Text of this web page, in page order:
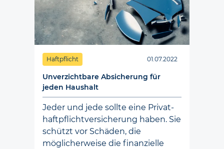
Loading...
Haftpflicht 01.07.2022
Unverzichtbare Absicherung für
jeden Haushalt
Jeder und jede sollte eine Privat­­
haft­pflicht­­versicherung haben. Sie
schützt vor Schäden, die
möglicher­weise die finanzielle